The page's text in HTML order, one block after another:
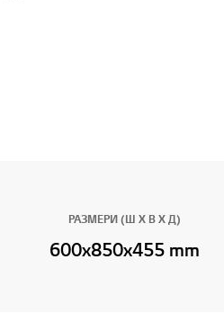
РАЗМЕРИ (Ш Х В Х Д)
600x850x455 mm